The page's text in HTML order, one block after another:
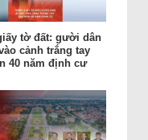
tờ đất: gười dân
cảnh trắng tay
40 năm định cư